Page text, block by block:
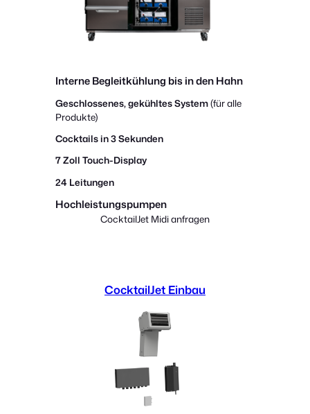
Interne Begleitkühlung bis in den Hahn
Geschlossenes, gekühltes System(für alle
Produkte)
Cocktails in3 Sekunden
7 Zoll Touch-Display
24 Leitungen
Hochleistungspumpen
CocktailJet Midi anfragen
CocktailJet Einbau